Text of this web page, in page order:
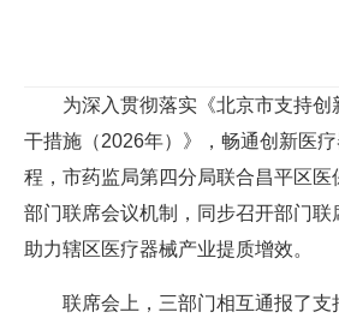
为深入贯彻落实《北京市支持创
干措施（2026年）》，畅通创新医
程，市药监局第四分局联合昌平区医
部门联席会议机制，同步召开部门联
助力辖区医疗器械产业提质增效。
联席会上，三部门相互通报了支